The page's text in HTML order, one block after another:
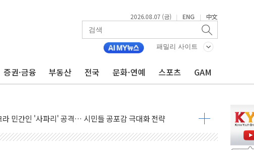
2026.08.07 (금) | ENG | 中文
패밀리 사이트
증권·금융 부동산 전국 문화·연예 스포츠 GAM
드론으로 나토 회원국 공격 검토… 거짓 깃발 작전"
과급 반대…상법·자본시장법 개정 논의"
AI주 차익실현 속 혼조세...웨스턴디지털·샌디스크↓